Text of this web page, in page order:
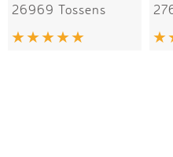
26969 Tossens